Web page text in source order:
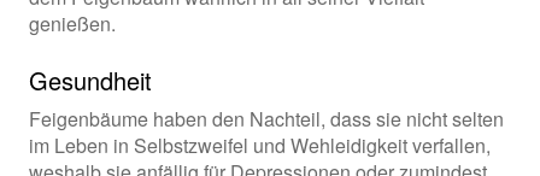
genießen.
Gesundheit
Feigenbäume haben den Nachteil, dass sie nicht selten
im Leben in Selbstzweifel und Wehleidigkeit verfallen,